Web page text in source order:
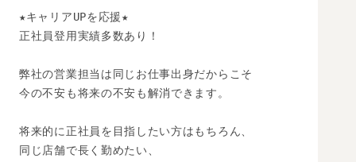
★キャリアUPを応援★
正社員登用実績多数あり！
弊社の営業担当は同じお仕事出身だからこそ
今の不安も将来の不安も解消できます。
将来的に正社員を目指したい方はもちろん、
同じ店舗で長く勤めたい、